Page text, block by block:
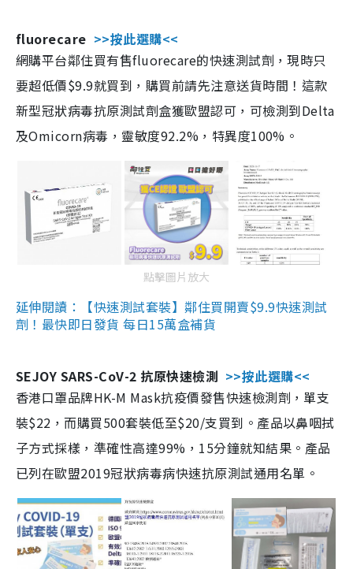
fluorecare >>按此選購<<
網購平台鄰住買有售fluorecare的快速測試劑，現時只
要超低價$9.9就買到，購買前請先注意送貨時間！這款
新型冠狀病毒抗原測試劑盒獲歐盟認可，可檢測到Delta
及Omicorn病毒，靈敏度92.2%，特異度100%。
點擊圖片放大
延伸閱讀：【快速測試套裝】鄰住買開賣$9.9快速測試
劑！最快即日發貨 每日15萬盒補貨
SEJOY SARS-CoV-2 抗原快速檢測 >>按此選購<<
香港口罩品牌HK-M Mask抗疫價發售快速檢測劑，單支
裝$22，而購買500套裝低至$20/支買到。產品以鼻咽拭
子方式採樣，準確性高達99%，15分鐘就知結果。產品
已列在歐盟2019冠狀病毒病快速抗原測試通用名單。